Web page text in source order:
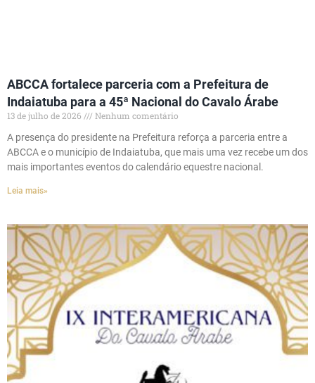
ABCCA fortalece parceria com a Prefeitura de
Indaiatuba para a 45ª Nacional do Cavalo Árabe
13 de julho de 2026
Nenhum comentário
A presença do presidente na Prefeitura reforça a parceria entre a
ABCCA e o município de Indaiatuba, que mais uma vez recebe um dos
mais importantes eventos do calendário equestre nacional.
Leia mais»